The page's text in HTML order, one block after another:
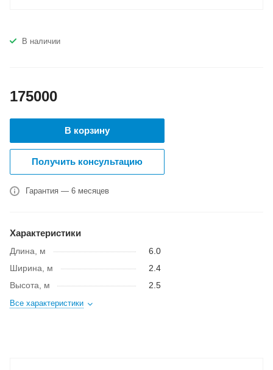
В наличии
175000
В корзину
Получить консультацию
Гарантия — 6 месяцев
Характеристики
Длина, м
6.0
Ширина, м
2.4
Высота, м
2.5
Все характеристики